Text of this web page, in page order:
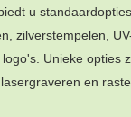
u
zilverstempelen,
Unieke opties
en